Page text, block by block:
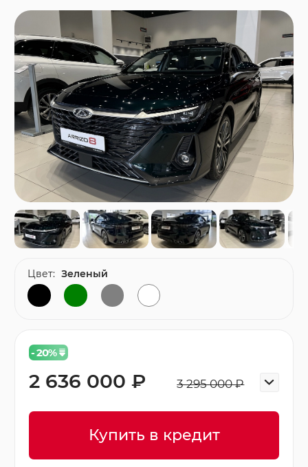
- 20%
3 295 000 ₽
2 636 000 ₽
Купить в кредит
Цвет: Зеленый